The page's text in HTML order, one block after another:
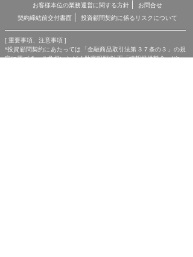
お客様本位の業務運営に関する方針
お問合せ
契約締結前交付書面
投資顧問契約に係るリスクについて
[ 重要事項、注意事項 ]
*投資顧問契約にあたっては「金融商品取引法第３７条の３」の規
定に基づき、ご負担いただく助言報酬(以下「情報提供料金」)や、